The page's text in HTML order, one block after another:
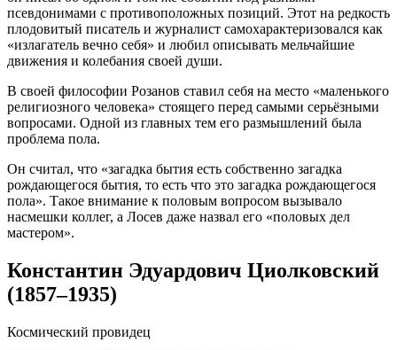
псевдонимами с противоположных позиций. Этот на редкость
плодовитый писатель и журналист самохарактеризовался как
«излагатель вечно себя» и любил описывать мельчайшие
движения и колебания своей души.
В своей философии Розанов ставил себя на место «маленького
религиозного человека» стоящего перед самыми серьёзными
вопросами. Одной из главных тем его размышлений была
проблема пола.
Он считал, что «загадка бытия есть собственно загадка
рождающегося бытия, то есть что это загадка рождающегося
пола». Такое внимание к половым вопросом вызывало
насмешки коллег, а Лосев даже назвал его «половых дел
мастером».
Константин Эдуардович Циолковский
(1857–1935)
Космический провидец